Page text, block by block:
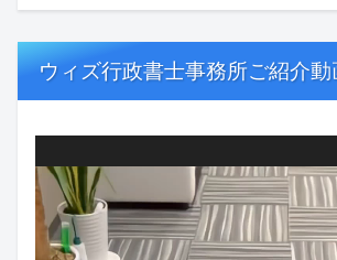
ウィズ行政書士事務所ご紹介動
画
プ
レ